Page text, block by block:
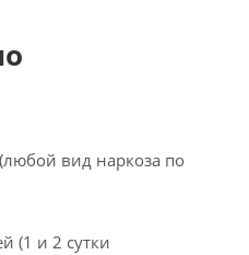
вид наркоза по
(1 и 2 сутки